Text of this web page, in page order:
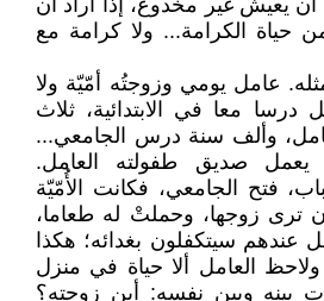
أن يعيش غير مخدوع، إذا أراد أن
حياة الكرامة... ولا كرامة مع
عامل يومي وزوجتُه أمّيّة ولا
درسا معا في الابتدائية، ثلاث
وألف سنة درس الجامعي...
يعمل صديق طفولته العامل.
فتح الجامعي، فكانت الأُمّيّة
ترى زوجها، وحملتْ له طعاما،
عندهم سيتكفلون بغدائه؛ هكذا
ولاحظ العامل ألا حياة في منزل
بينه وبين نفسه: أين زوجته؟